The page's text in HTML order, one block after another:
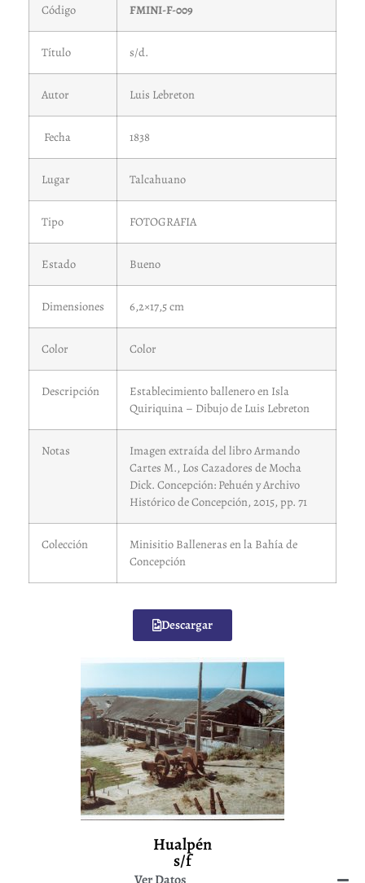
Código FMINI-F-009
Título s/d.
Autor Luis Lebreton
Fecha 1838
Lugar Talcahuano
Tipo FOTOGRAFIA
Estado Bueno
Dimensiones 6,2×17,5 cm
Color Color
Descripción
Establecimiento ballenero en Isla
Quiriquina – Dibujo de Luis Lebreton
Notas
Imagen extraída del libro Armando
Cartes M., Los Cazadores de Mocha
Dick. Concepción: Pehuén y Archivo
Histórico de Concepción, 2015, pp. 71
Colección
Minisitio Balleneras en la Bahía de
Concepción
Descargar
Hualpén
s/f
Ver Datos